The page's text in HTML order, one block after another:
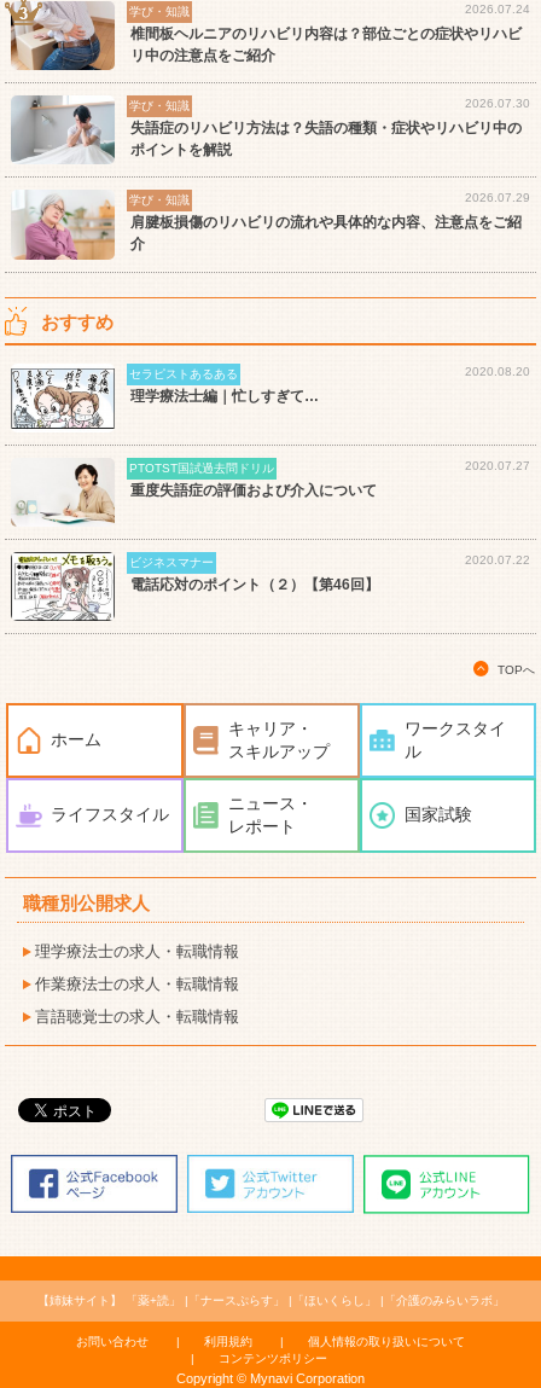
学び・知識 2026.07.24
椎間板ヘルニアのリハビリ内容は？部位ごとの症状やリハビ
リ中の注意点をご紹介
学び・知識 2026.07.30
失語症のリハビリ方法は？失語の種類・症状やリハビリ中の
ポイントを解説
学び・知識 2026.07.29
肩腱板損傷のリハビリの流れや具体的な内容、注意点をご紹
介
おすすめ
セラピストあるある 2020.08.20
理学療法士編｜忙しすぎて…
PTOTST国試過去問ドリル 2020.07.27
重度失語症の評価および介入について
ビジネスマナー 2020.07.22
電話応対のポイント（２）【第46回】
TOPへ
ホーム
キャリア・
スキルアップ
ワークスタイ
ル
ライフスタイル
ニュース・
レポート
国家試験
職種別公開求人
理学療法士の求人・転職情報
作業療法士の求人・転職情報
言語聴覚士の求人・転職情報
【姉妹サイト】 「薬+読」 「ナースぷらす」 「ほいくらし」 「介護のみらいラボ」
お問い合わせ 利用規約
個人情報の取り扱いについて
コンテンツポリシー
Copyright © Mynavi Corporation